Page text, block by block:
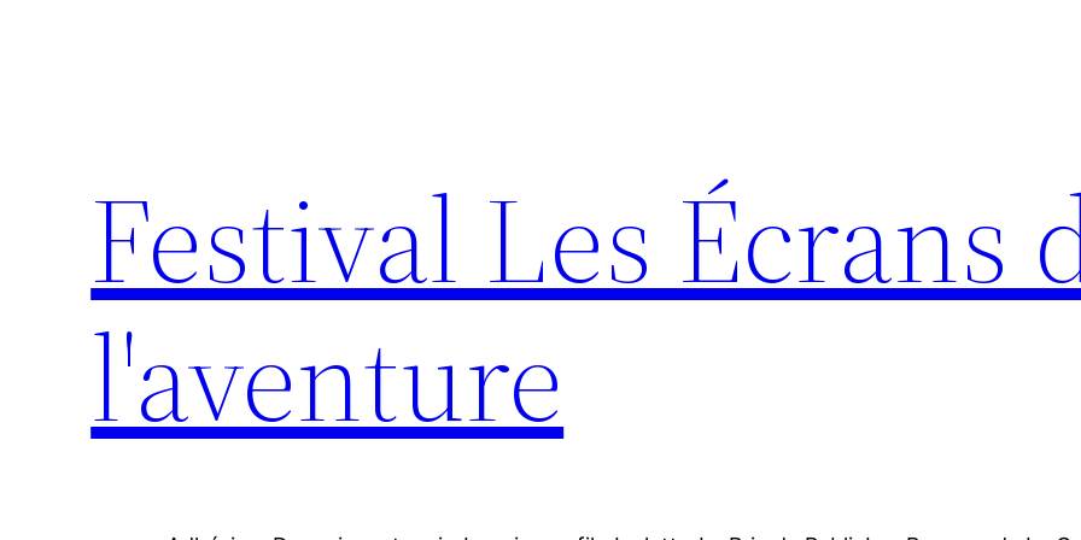
Festival Les Écrans
l'aventure